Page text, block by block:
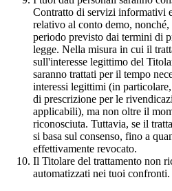
Contratto di servizi informativi
relativo al conto demo,
periodo previsto dai termini di
legge. Nella misura in cui il
sull'interesse legittimo del
saranno trattati per il tempo
interessi legittimi (in
di prescrizione per le
applicabili), ma non oltre il
riconosciuta. Tuttavia, se il
si basa sul consenso, fino a
effettivamente revocato.
Il Titolare del trattamento non
automatizzati nei tuoi confronti.